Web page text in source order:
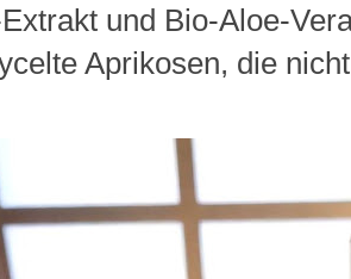
und Bio-Aloe-
Aprikosen, die